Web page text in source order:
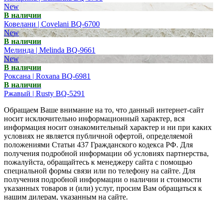
New
В наличии
Ковелани | Covelani BQ-6700
New
В наличии
Мелинда | Melinda BQ-9661
New
В наличии
Роксана | Roxana BQ-6981
В наличии
Ржавый | Rusty BQ-5291
Обращаем Ваше внимание на то, что данный интернет-сайт
носит исключительно информационный характер, вся
информация носит ознакомительный характер и ни при каких
условиях не является публичной офертой, определяемой
положениями Статьи 437 Гражданского кодекса РФ. Для
получения подробной информации об условиях партнерства,
пожалуйста, обращайтесь к менеджеру сайта с помощью
специальной формы связи или по телефону на сайте. Для
получения подробной информации о наличии и стоимости
указанных товаров и (или) услуг, просим Вам обращаться к
нашим дилерам, указанным на сайте.